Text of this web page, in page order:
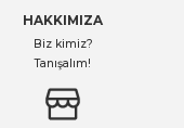
HAKKIMIZA
Biz kimiz?
Tanışalım!